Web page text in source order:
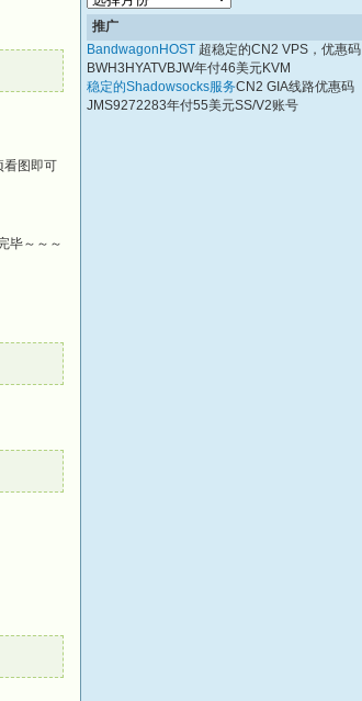
看图即可
毕～～～
档
推广
BandwagonHOST 超稳定的CN2 VPS，优惠码
BWH3HYATVBJW年付46美元KVM
稳定的Shadowsocks服务CN2 GIA线路优惠码
JMS9272283年付55美元SS/V2账号